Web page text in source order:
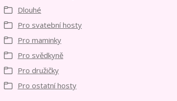
Dlouhé
Pro svatební hosty
Pro maminky
Pro svědkyně
Pro družičky
Pro ostatní hosty